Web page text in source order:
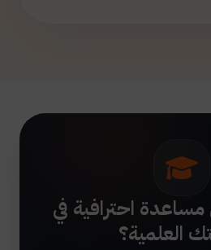
احترافية في
العلمية؟